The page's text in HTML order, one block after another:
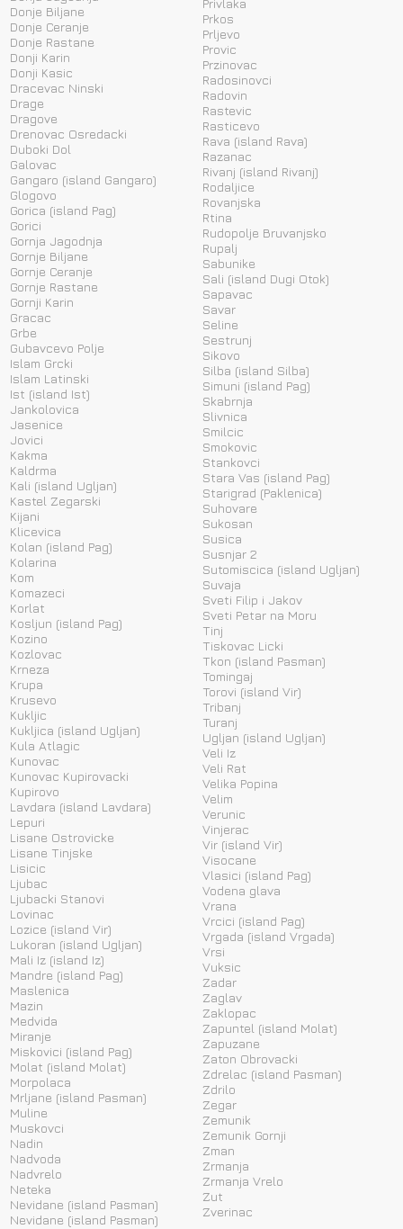
Donje Biljane
Donje Ceranje
Donje Rastane
Donji Karin
Donji Kasic
Dracevac Ninski
Drage
Dragove
Drenovac Osredacki
Duboki Dol
Galovac
Gangaro (island Gangaro)
Glogovo
Gorica (island Pag)
Gorici
Gornja Jagodnja
Gornje Biljane
Gornje Ceranje
Gornje Rastane
Gornji Karin
Gracac
Grbe
Gubavcevo Polje
Islam Grcki
Islam Latinski
Ist (island Ist)
Jankolovica
Jasenice
Jovici
Kakma
Kaldrma
Kali (island Ugljan)
Kastel Zegarski
Kijani
Klicevica
Kolan (island Pag)
Kolarina
Kom
Komazeci
Korlat
Kosljun (island Pag)
Kozino
Kozlovac
Krneza
Krupa
Krusevo
Kukljic
Kukljica (island Ugljan)
Kula Atlagic
Kunovac
Kunovac Kupirovacki
Kupirovo
Lavdara (island Lavdara)
Lepuri
Lisane Ostrovicke
Lisane Tinjske
Lisicic
Ljubac
Ljubacki Stanovi
Lovinac
Lozice (island Vir)
Lukoran (island Ugljan)
Mali Iz (island Iz)
Mandre (island Pag)
Maslenica
Mazin
Medvida
Miranje
Miskovici (island Pag)
Molat (island Molat)
Morpolaca
Mrljane (island Pasman)
Muline
Muskovci
Nadin
Nadvoda
Nadvrelo
Neteka
Nevidane (island Pasman)
Nevidane (island Pasman)
Privlaka
Prkos
Prljevo
Provic
Przinovac
Radosinovci
Radovin
Rastevic
Rasticevo
Rava (island Rava)
Razanac
Rivanj (island Rivanj)
Rodaljice
Rovanjska
Rtina
Rudopolje Bruvanjsko
Rupalj
Sabunike
Sali (island Dugi Otok)
Sapavac
Savar
Seline
Sestrunj
Sikovo
Silba (island Silba)
Simuni (island Pag)
Skabrnja
Slivnica
Smilcic
Smokovic
Stankovci
Stara Vas (island Pag)
Starigrad (Paklenica)
Suhovare
Sukosan
Susica
Susnjar 2
Sutomiscica (island Ugljan)
Suvaja
Sveti Filip i Jakov
Sveti Petar na Moru
Tinj
Tiskovac Licki
Tkon (island Pasman)
Tomingaj
Torovi (island Vir)
Tribanj
Turanj
Ugljan (island Ugljan)
Veli Iz
Veli Rat
Velika Popina
Velim
Verunic
Vinjerac
Vir (island Vir)
Visocane
Vlasici (island Pag)
Vodena glava
Vrana
Vrcici (island Pag)
Vrgada (island Vrgada)
Vrsi
Vuksic
Zadar
Zaglav
Zaklopac
Zapuntel (island Molat)
Zapuzane
Zaton Obrovacki
Zdrelac (island Pasman)
Zdrilo
Zegar
Zemunik
Zemunik Gornji
Zman
Zrmanja
Zrmanja Vrelo
Zut
Zverinac